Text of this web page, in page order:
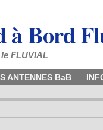
à Bord
FLUVIAL
ANTENNES BaB